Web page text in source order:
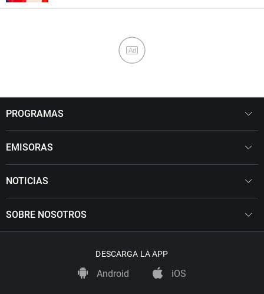
Ad
PROGRAMAS
EMISORAS
NOTICIAS
SOBRE NOSOTROS
DESCARGA LA APP
Android iOS